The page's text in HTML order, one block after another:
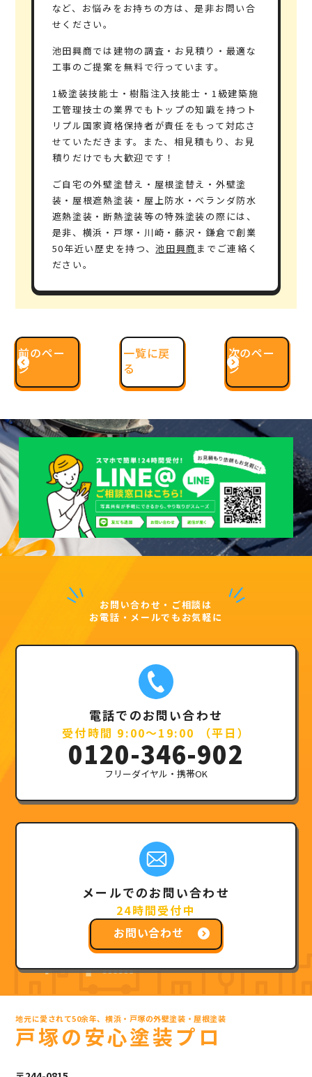
など、お悩みをお持ちの方は、是非お問い合
せください。
池田興商では建物の調査・お見積り・最適な
工事のご提案を無料で行っています。
1級塗装技能士・樹脂注入技能士・1級建築施
工管理技士の業界でもトップの知識を持つト
リプル国家資格保持者が責任をもって対応さ
せていただきます。また、相見積もり、お見
積りだけでも大歓迎です！
ご自宅の外壁塗替え・屋根塗替え・外壁塗
装・屋根遮熱塗装・屋上防水・ベランダ防水
遮熱塗装・断熱塗装等の特殊塗装の際には、
是非、横浜・戸塚・川崎・藤沢・鎌倉で創業
50年近い歴史を持つ、池田興商 までご連絡く
ださい。
前のペー
ジ
一覧に戻
る
次のペー
ジ
お問い合わせ・ご相談は
お電話・メールでもお気軽に
電話でのお問い合わせ
受付時間 9:00～19:00 （平日）
0120-346-902
フリーダイヤル・携帯OK
メールでのお問い合わせ
24時間受付中
お問い合わせ
地元に愛されて50余年、横浜・戸塚の外壁塗装・屋根塗装
戸塚の安心塗装プロ